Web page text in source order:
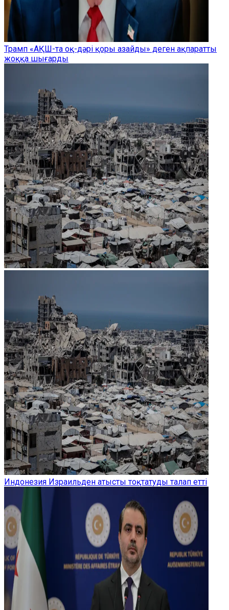
Трамп «АҚШ-та оқ-дәрі қоры азайды» деген ақпаратты
жоққа шығарды
Индонезия Израильден атысты тоқтатуды талап етті